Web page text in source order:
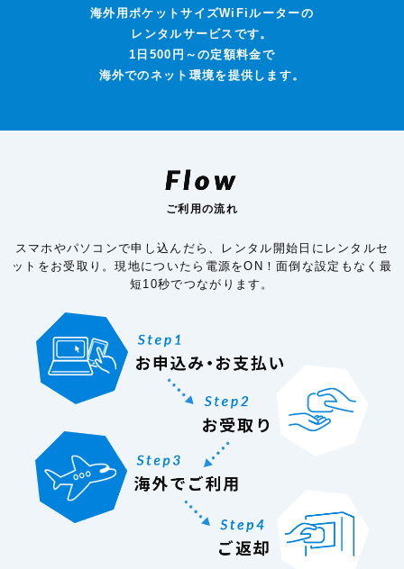
海外用ポケットサイズWiFiルーターの
レンタルサービスです。
1日500円～の定額料金で
海外でのネット環境を提供します。
Flow
ご利用の流れ
スマホやパソコンで申し込んだら、レンタル開始日にレンタルセ
ットをお受取り。現地についたら電源をON！面倒な設定もなく最
短10秒でつながります。